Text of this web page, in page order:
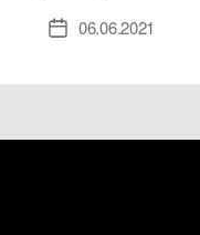
Дата06.06.2021